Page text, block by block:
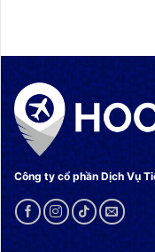
Công ty cổ phần Dịch Vụ